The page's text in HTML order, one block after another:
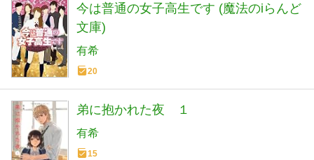
今は普通の女子高生です (魔法のiらんど
文庫)
有希
20
弟に抱かれた夜 １
有希
15